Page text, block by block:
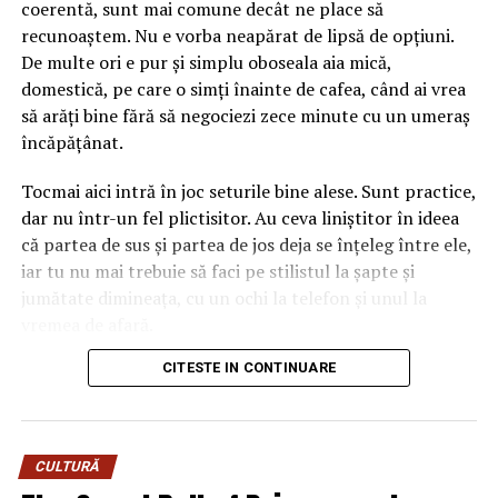
floare lângă el. Dacă ignori amănuntul ăsta, ajungi ușor
la un aranjament care se bate cap în cap, în care
albastrul rece și florile nimeresc în registre care nu
vorbesc între ele.
Gândește-te la el ca la o piesă vestimentară cu
întâmplare pe dedesubt, ci cauți ce-l pune în valoare.
Aici e la fel. Albastrul cere ori contraste calde care îl
scot în față, ori tonuri reci care îl liniștesc și îl extind.
Sezonul intervine exact în decizia asta, pentru că ne
Mai e un lucru pe care l-am prins abia în timp. Florile
de lumina anotimpului. Un roz care pare delicat în
aprilie devine spălăcit într-o zi cenușie de noiembrie.
coerentă, sunt mai comune decât ne place să
recunoaștem. Nu e vorba neapărat de lipsă de opțiuni.
De multe ori e pur și simplu oboseala aia mică,
domestică, pe care o simți înainte de cafea, când ai vrea
să arăți bine fără să negociezi zece minute cu un umeraș
încăpățânat.
Tocmai aici intră în joc seturile bine alese. Sunt practice,
dar nu într-un fel plictisitor. Au ceva liniștitor în ideea
că partea de sus și partea de jos deja se înțeleg între ele,
iar tu nu mai trebuie să faci pe stilistul la șapte și
jumătate dimineața, cu un ochi la telefon și unul la
Numai că nu orice compleu e bun pentru viața reală. Una
lumina perfectă și modelul care pare că n-a alergat
niciodată după autobuz, și alta e să funcționeze într-o zi
normală, cu mers mult, birou, cumpărături, poate o
CITESTE IN CONTINUARE
CULTURĂ